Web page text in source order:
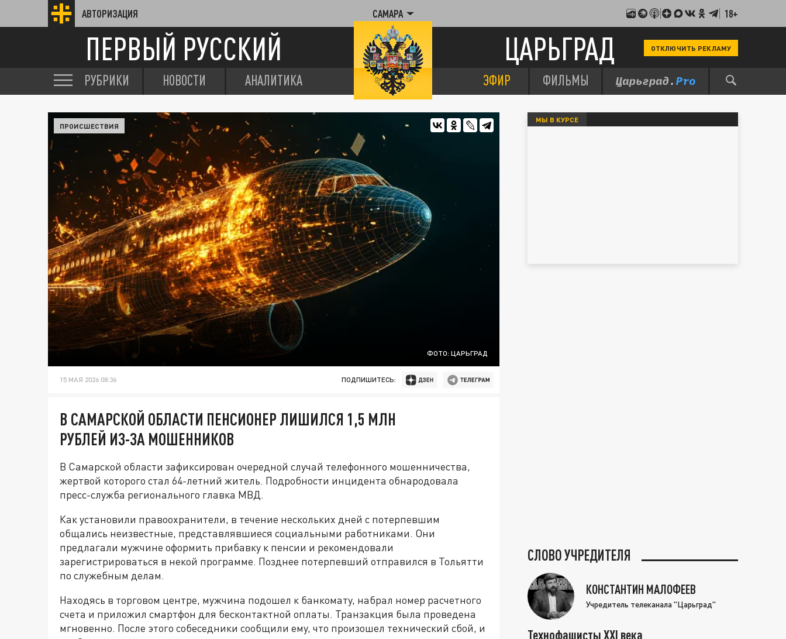
АВТОРИЗАЦИЯ САМАРА 18+
ПЕРВЫЙ РУССКИЙ ЦАРЬГРАД ОТКЛЮЧИТЬ РЕКЛАМУ
РУБРИКИ НОВОСТИ АНАЛИТИКА ЭФИР ФИЛЬМЫ
ФОТО: ЦАРЬГРАД
ПРОИСШЕСТВИЯ
15 МАЯ 2026 08:36 ПОДПИШИТЕСЬ:
В САМАРСКОЙ ОБЛАСТИ ПЕНСИОНЕР ЛИШИЛСЯ 1,5 МЛН
РУБЛЕЙ ИЗ-ЗА МОШЕННИКОВ
В Самарской области зафиксирован очередной случай телефонного мошенничества,
жертвой которого стал 64-летний житель. Подробности инцидента обнародовала
пресс-служба регионального главка МВД.
Как установили правоохранители, в течение нескольких дней с потерпевшим
общались неизвестные, представлявшиеся социальными работниками. Они
предлагали мужчине оформить прибавку к пенсии и рекомендовали
зарегистрироваться в некой программе. Позднее потерпевший отправился в Тольятти
по служебным делам.
Находясь в торговом центре, мужчина подошел к банкомату, набрал номер расчетного
счета и приложил смартфон для бесконтактной оплаты. Транзакция была проведена
мгновенно. После этого собеседники сообщили ему, что произошел технический сбой, и
МЫ В КУРСЕ
СЛОВО УЧРЕДИТЕЛЯ
КОНСТАНТИН МАЛОФЕЕВ
Учредитель телеканала "Царьград"
Технофашисты XXI века